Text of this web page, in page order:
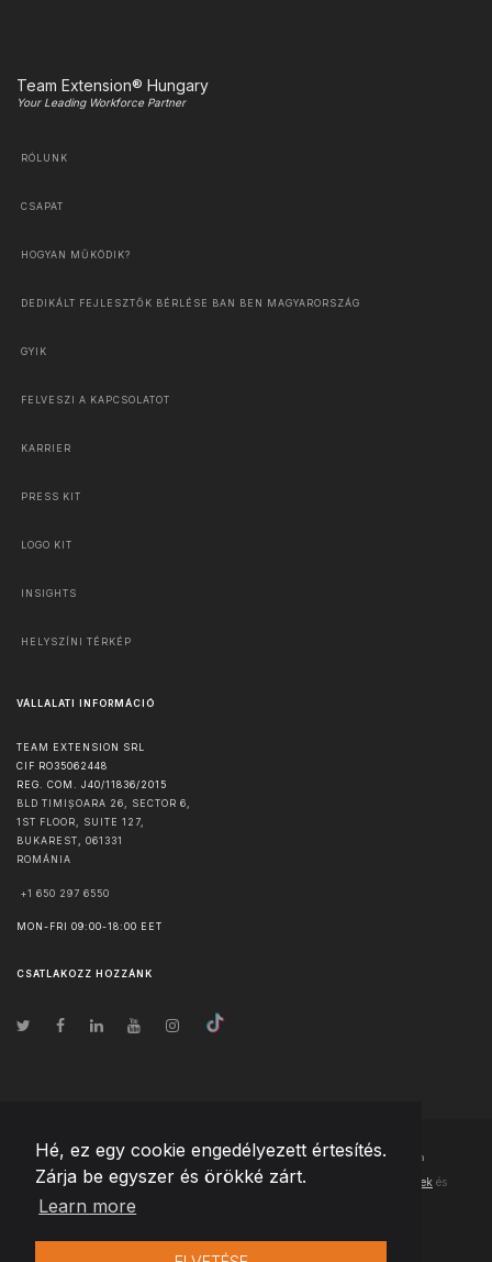
Hé, ez egy cookie engedélyezett értesítés.
Zárja be egyszer és örökké zárt.
Learn more
Team Extension® Hungary
Your Leading Workforce Partner
RÓLUNK
CSAPAT
HOGYAN MŰKÖDIK?
DEDIKÁLT FEJLESZTŐK BÉRLÉSE BAN BEN MAGYARORSZÁG
GYIK
FELVESZI A KAPCSOLATOT
KARRIER
PRESS KIT
LOGO KIT
INSIGHTS
HELYSZÍNI TÉRKÉP
VÁLLALATI INFORMÁCIÓ
TEAM EXTENSION SRL
CIF RO35062448
REG. COM. J40/11836/2015
BLD TIMIȘOARA 26, SECTOR 6,
1ST FLOOR, SUITE 127,
BUKAREST
061331
ROMÁNIA
+1 650 297 6550
MON-FRI 09:00-18:00 EET
CSATLAKOZZ HOZZÁNK
© Szerzői jog2026 Team Extension Hungary- Minden jog fenntartva
Changelog ● Ezen webhely használatával elfogadja Használati feltételek és